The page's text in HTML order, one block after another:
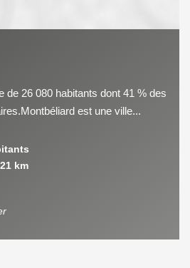
de 26 080 habitants dont 41 % des
est une ville...
21 km